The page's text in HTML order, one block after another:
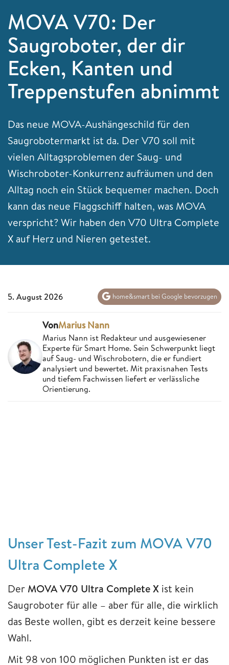
MOVA V70: Der
Saugroboter, der dir
Ecken, Kanten und
Treppenstufen abnimmt
Das neue MOVA-Aushängeschild für den
Saugrobotermarkt ist da. Der V70 soll mit
vielen Alltagsproblemen der Saug- und
Wischroboter-Konkurrenz aufräumen und den
Alltag noch ein Stück bequemer machen. Doch
kann das neue Flaggschiff halten, was MOVA
verspricht? Wir haben den V70 Ultra Complete
X auf Herz und Nieren getestet.
5. August 2026 home&smart bei Google bevorzugen
VonMarius Nann
Marius Nann ist Redakteur und ausgewiesener
Experte für Smart Home. Sein Schwerpunkt liegt
auf Saug- und Wischrobotern, die er fundiert
analysiert und bewertet. Mit praxisnahen Tests
und tiefem Fachwissen liefert er verlässliche
Orientierung.
Unser Test-Fazit zum MOVA V70
Ultra Complete X
Der MOVA V70 Ultra Complete X ist kein
Saugroboter für alle – aber für alle, die wirklich
das Beste wollen, gibt es derzeit keine bessere
Wahl.
Mit 98 von 100 möglichen Punkten ist er das